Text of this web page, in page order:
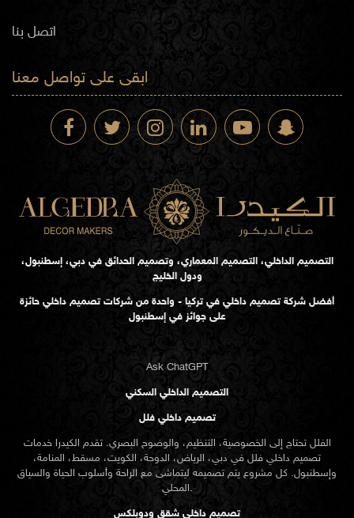
اتصل بنا
ابقى على تواصل معنا
التصميم الداخلي، التصميم المعماري، وتصميم الحدائق في دبي، إسطنبول،
ودول الخليج
أفضل شركة تصميم داخلي في تركيا - واحدة من شركات تصميم داخلي حائزة
على جوائز في إسطنبول
Ask ChatGPT
التصميم الداخلي السكني
تصميم داخلي فلل
الفلل تحتاج إلى الخصوصية، التنظيم، والوضوح البصري. تقدم الكيدرا خدمات
تصميم داخلي فلل في دبي، الرياض، الدوحة، الكويت، مسقط، المنامة،
وإسطنبول. كل مشروع يتم تصميمه ليتماشى مع الراحة وأسلوب الحياة والسياق
المحلي.
تصميم داخلي شقق ودوبلكس